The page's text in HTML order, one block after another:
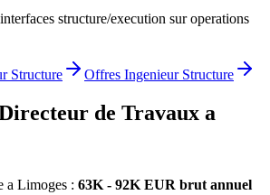
structure/execution sur operations
Structure Offres Ingenieur Structure
de Travaux a
a Limoges : 63K - 92K EUR brut annuel